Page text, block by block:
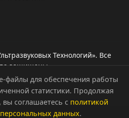
Технологий». Все
защищены.
файлы для обеспечения работы
статистики. Продолжая
вы соглашаетесь с политикой
данных.